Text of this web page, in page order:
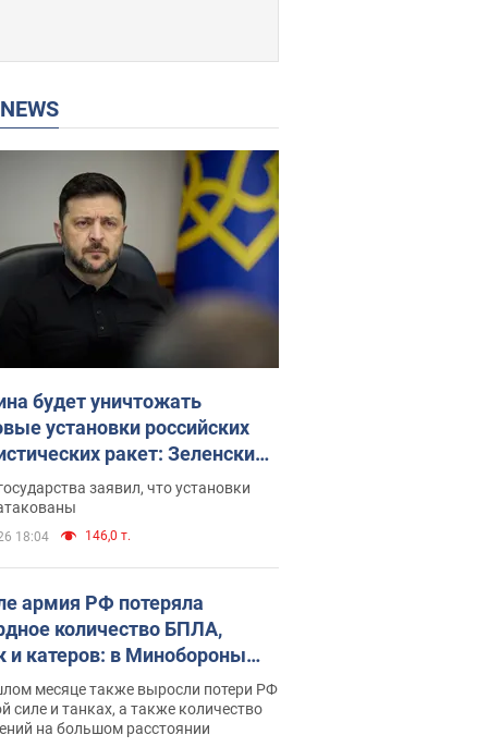
NEWS
будет уничтожать
установки российских
ракет: Зеленский
заседание СНБО
заявил, что установки
18:04 146,0 т.
армия РФ потеряла
количество БПЛА,
и катеров: в Минобороны
статистику
месяце также выросли потери РФ
силе и танках, а также количество
на большом расстоянии